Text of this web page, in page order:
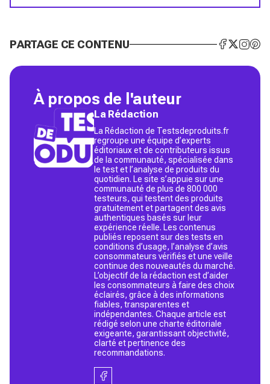
PARTAGE CE CONTENU
À propos de l'auteur
La Rédaction
La Rédaction de Testsdeproduits.fr
regroupe une équipe d’experts
éditoriaux et de contributeurs issus
de la communauté, spécialisée dans
le test et l’analyse de produits du
quotidien. Le site s’appuie sur une
communauté de plus de 800 000
testeurs, qui testent des produits
gratuitement et partagent des avis
authentiques basés sur leur
expérience réelle. Les contenus
publiés reposent sur des tests en
conditions d’usage, l’analyse d’avis
consommateurs vérifiés et une veille
continue des nouveautés du marché.
L’objectif de la rédaction est d’aider
les consommateurs à faire des choix
éclairés, grâce à des informations
fiables, transparentes et
indépendantes. Chaque article est
rédigé selon une charte éditoriale
exigeante, garantissant objectivité,
clarté et pertinence des
recommandations.